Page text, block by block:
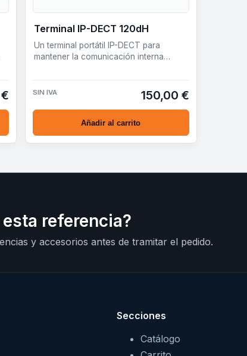
Terminal IP-DECT 120dH
Un terminal portátil IP-DECT para
mantener la comunicación interna
instalación.
SIN IVA 150,00 €
Añadir al carrito
referencia?
y accesorios antes de tramitar el pedido.
Secciones
Catálogo